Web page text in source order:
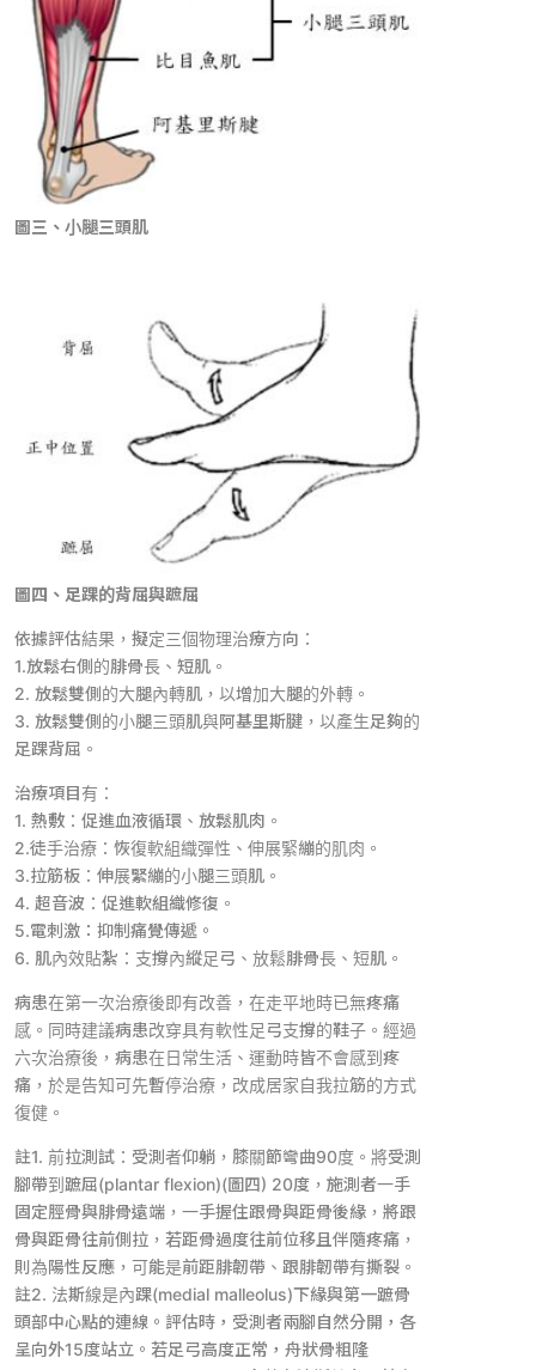
圖三、小腿三頭肌
圖四、足踝的背屈與蹠屈
依據評估結果，擬定三個物理治療方向：
1.放鬆右側的腓骨長、短肌。
2. 放鬆雙側的大腿內轉肌，以增加大腿的外轉。
3. 放鬆雙側的小腿三頭肌與阿基里斯腱，以產生足夠的
足踝背屈。
治療項目有：
1. 熱敷：促進血液循環、放鬆肌肉。
2.徒手治療：恢復軟組織彈性、伸展緊繃的肌肉。
3.拉筋板：伸展緊繃的小腿三頭肌。
4. 超音波：促進軟組織修復。
5.電刺激：抑制痛覺傳遞。
6. 肌內效貼紮：支撐內縱足弓、放鬆腓骨長、短肌。
病患在第一次治療後即有改善，在走平地時已無疼痛
感。同時建議病患改穿具有軟性足弓支撐的鞋子。經過
六次治療後，病患在日常生活、運動時皆不會感到疼
痛，於是告知可先暫停治療，改成居家自我拉筋的方式
復健。
註1. 前拉測試：受測者仰躺，膝關節彎曲90度。將受測
腳帶到蹠屈(plantar flexion)(圖四) 20度，施測者一手
固定脛骨與腓骨遠端，一手握住跟骨與距骨後緣，將跟
骨與距骨往前側拉，若距骨過度往前位移且伴隨疼痛，
則為陽性反應，可能是前距腓韌帶、跟腓韌帶有撕裂。
註2. 法斯線是內踝(medial malleolus)下緣與第一蹠骨
頭部中心點的連線。評估時，受測者兩腳自然分開，各
呈向外15度站立。若足弓高度正常，舟狀骨粗隆